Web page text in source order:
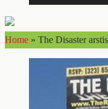
Home » The Disaster